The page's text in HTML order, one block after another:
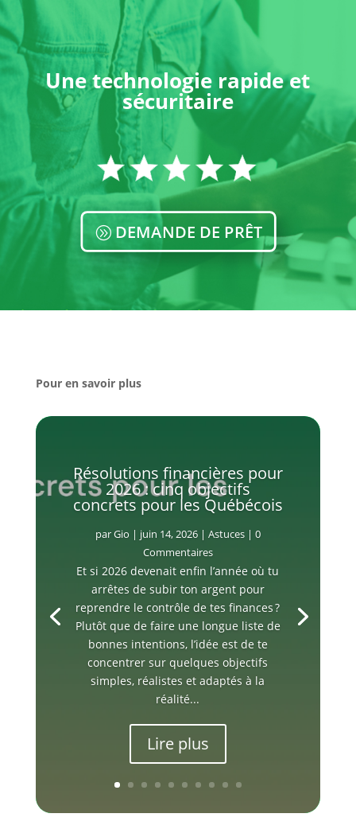
Une technologie rapide et
sécuritaire
DEMANDE DE PRÊT
Pour en savoir plus
Résolutions financières pour
2026 : cinq objectifs
concrets pour les Québécois
parGio | juin 14, 2026| Astuces| 0
Commentaires
Et si 2026 devenait enfin l’année où tu
arrêtes de subir ton argent pour
reprendre le contrôle de tes finances ?
Plutôt que de faire une longue liste de
bonnes intentions, l’idée est de te
concentrer sur quelques objectifs
simples, réalistes et adaptés à la
réalité...
Lire plus